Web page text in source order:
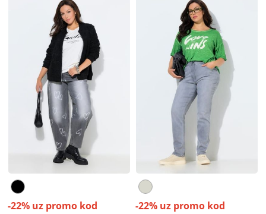
-22% uz promo kod -22% uz promo kod